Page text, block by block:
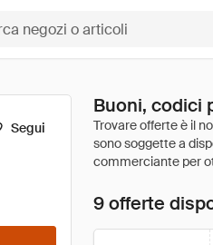
Segui
Buoni, codici
9 offerte